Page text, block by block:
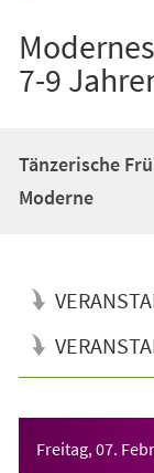
7-9
Tänzerische
Moderne
Freitag, 07.